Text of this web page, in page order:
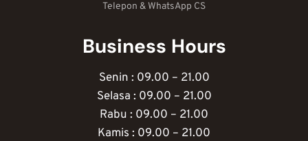
Telepon & WhatsApp CS
Business Hours
Senin : 09.00 – 21.00
Selasa : 09.00 – 21.00
Rabu : 09.00 – 21.00
Kamis : 09.00 – 21.00